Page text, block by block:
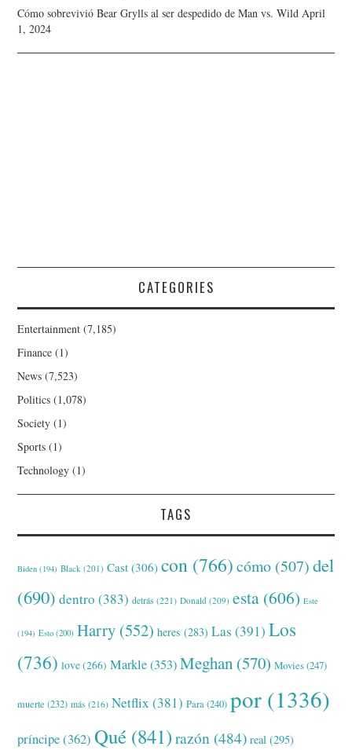
Cómo sobrevivió Bear Grylls al ser despedido de Man vs. Wild April
1, 2024
CATEGORIES
Entertainment (7,185)
Finance (1)
News (7,523)
Politics (1,078)
Society (1)
Sports (1)
Technology (1)
TAGS
Biden (194) Black (201) Cast (306) con (766) cómo (507) del
(690) dentro (383) detrás (221) Donald (209) esta (606) Este
(194) Esto (200) Harry (552) heres (283) Las (391) Los
(736) love(266) Markle(353) Meghan (570) Movies(247)
muerte (232) más (216) Netflix (381) Para(240) por (1336)
príncipe(362) Qué (841) razón (484) real (295)